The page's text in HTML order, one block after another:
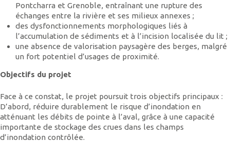
Pontcharra et Grenoble, entraînant une rupture des
échanges entre la rivière et ses milieux annexes ;
des dysfonctionnements morphologiques liés à
l’accumulation de sédiments et à l’incision localisée du lit ;
une absence de valorisation paysagère des berges, malgré
un fort potentiel d’usages de proximité.
Objectifs du projet
Face à ce constat, le projet poursuit trois objectifs principaux :
D’abord, réduire durablement le risque d’inondation en
atténuant les débits de pointe à l’aval, grâce à une capacité
importante de stockage des crues dans les champs
d’inondation contrôlée.